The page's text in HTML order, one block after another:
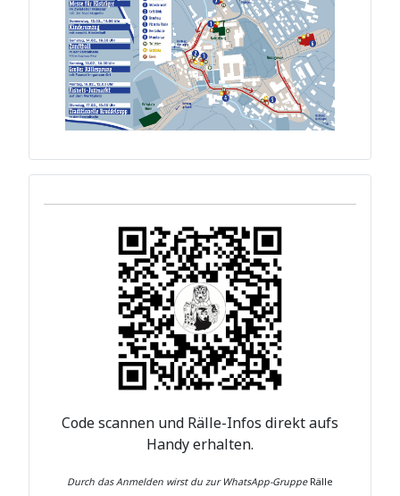
Code scannen und Rälle-Infos direkt aufs
Handy erhalten.
Durch das Anmelden wirst du zur WhatsApp-Gruppe Rälle